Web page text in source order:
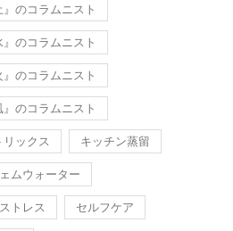
のコラムニスト
のコラムニスト
のコラムニスト
のコラムニスト
ックス キッチン蒸留
ムウォーター
ストレス セルフケア